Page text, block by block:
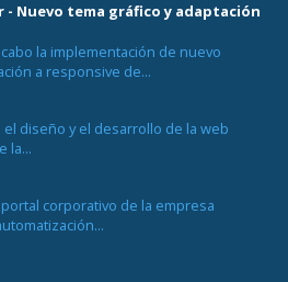
- Nuevo tema gráfico y adaptación
la implementación de nuevo
a responsive de...
el diseño y el desarrollo de la web
la...
corporativo de la empresa